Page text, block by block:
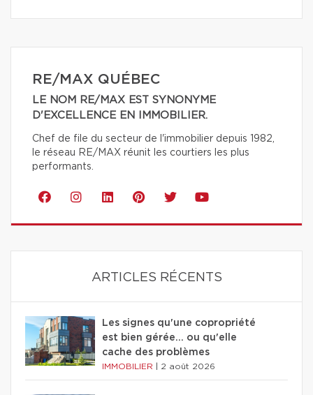
RE/MAX QUÉBEC
LE NOM RE/MAX EST SYNONYME
D'EXCELLENCE EN IMMOBILIER.
Chef de file du secteur de l'immobilier depuis 1982,
le réseau RE/MAX réunit les courtiers les plus
performants.
ARTICLES RÉCENTS
Les signes qu'une copropriété
est bien gérée… ou qu'elle
cache des problèmes
IMMOBILIER 2 août 2026